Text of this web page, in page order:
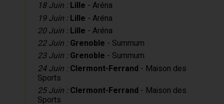
18 Juin : Lille - Aréna
19 Juin : Lille - Aréna
20 Juin : Lille - Aréna
22 Juin : Grenoble - Summum
23 Juin : Grenoble - Summum
24 Juin : Clermont-Ferrand
Sports
25 Juin : Clermont-Ferrand
Sports